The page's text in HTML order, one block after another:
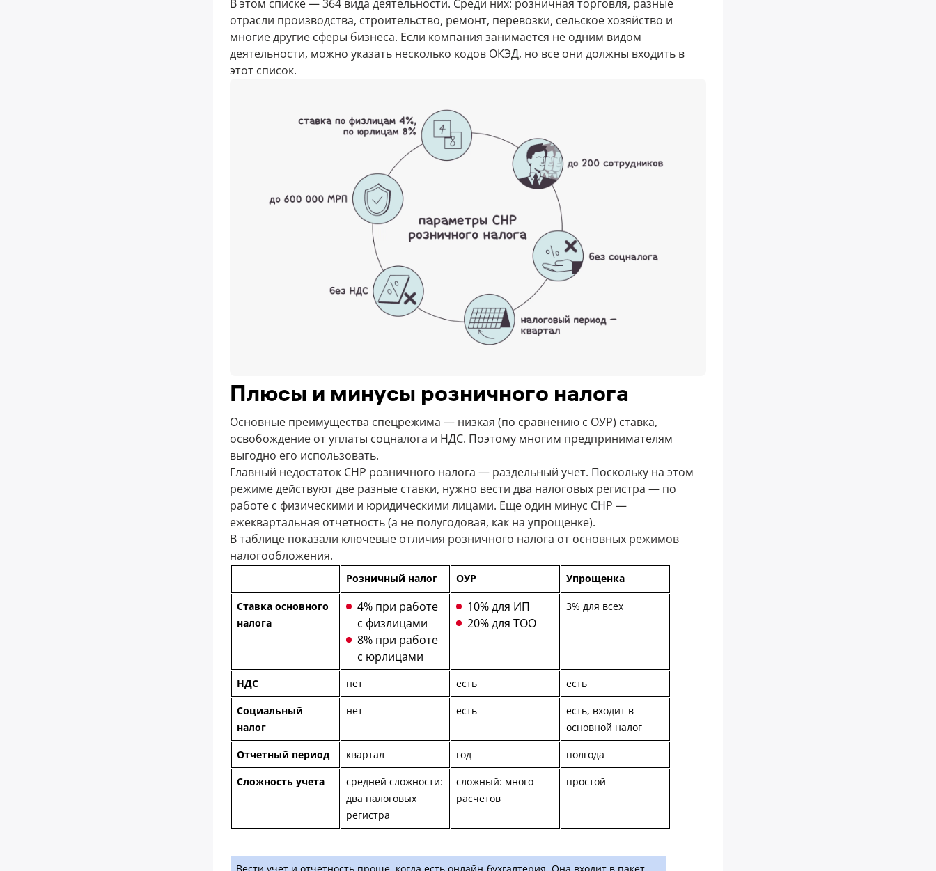
В этом списке — 364 вида деятельности. Среди них: розничная торговля, разные
отрасли производства, строительство, ремонт, перевозки, сельское хозяйство и
многие другие сферы бизнеса. Если компания занимается не одним видом
деятельности, можно указать несколько кодов ОКЭД, но все они должны входить в
этот список.
Плюсы и минусы розничного налога
Основные преимущества спецрежима — низкая (по сравнению с ОУР) ставка,
освобождение от уплаты соцналога и НДС. Поэтому многим предпринимателям
выгодно его использовать.
Главный недостаток СНР розничного налога — раздельный учет. Поскольку на этом
режиме действуют две разные ставки, нужно вести два налоговых регистра — по
работе с физическими и юридическими лицами. Еще один минус СНР —
ежеквартальная отчетность (а не полугодовая, как на упрощенке).
В таблице показали ключевые отличия розничного налога от основных режимов
налогообложения.
Розничный налог ОУР Упрощенка
Ставка основного
налога
4% при работе
с физлицами
8% при работе
с юрлицами
10% для ИП
20% для ТОО
3% для всех
НДС нет есть есть
Социальный
налог
нет есть
есть, входит в
основной налог
Отчетный период квартал год полгода
Сложность учета
средней сложности:
два налоговых
регистра
сложный: много
расчетов
простой